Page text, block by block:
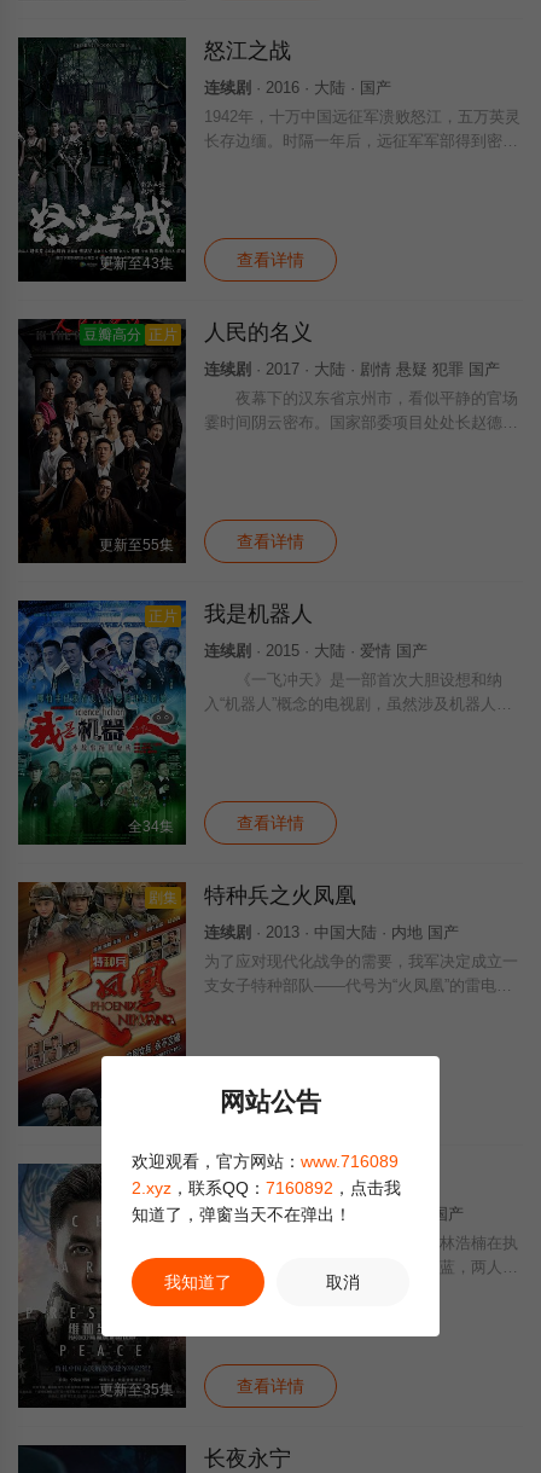
更新至43集
怒江之战
连续剧 · 2016 · 大陆 · 国产
1942年，十万中国远征军溃败怒江，五万英灵
长存边缅。时隔一年后，远征军军部得到密
查看详情
豆瓣高分 正片
更新至55集
人民的名义
连续剧 · 2017 · 大陆 · 剧情 悬疑 犯罪 国产
夜幕下的汉东省京州市，看似平静的官场
霎时间阴云密布。国家部委项目处处长赵德汉
查看详情
正片
全34集
我是机器人
连续剧 · 2015 · 大陆 · 爱情 国产
《一飞冲天》是一部首次大胆设想和纳
入“机器人”概念的电视剧，虽然涉及机器人，
查看详情
剧集 特种兵之火凤凰
连续剧 · 2013 · 中国大陆 · 内地 国产
为了应对现代化战争的需要，我军决定成立一
支女子特种部队——代号为“火凤凰”的雷电突
查看详情
更新至35集
维和步兵营
连续剧· 2017 · 大陆 · 剧情 动作 国产
利比亚撤侨事件中，中国军人林浩楠在执
行危险救援任务时救下战地记者海蓝，两人不
打不相识，却是缘分的开始。为响应国家“军
指挥官的首支维和作战部队“维和步兵营”。
查看详情
长夜永宁
网站公告
欢迎观看，官方网站： www.716089
2.xyz ，联系QQ： 7160892 ，点击我
知道了，弹窗当天不在弹出！
我知道了 取消